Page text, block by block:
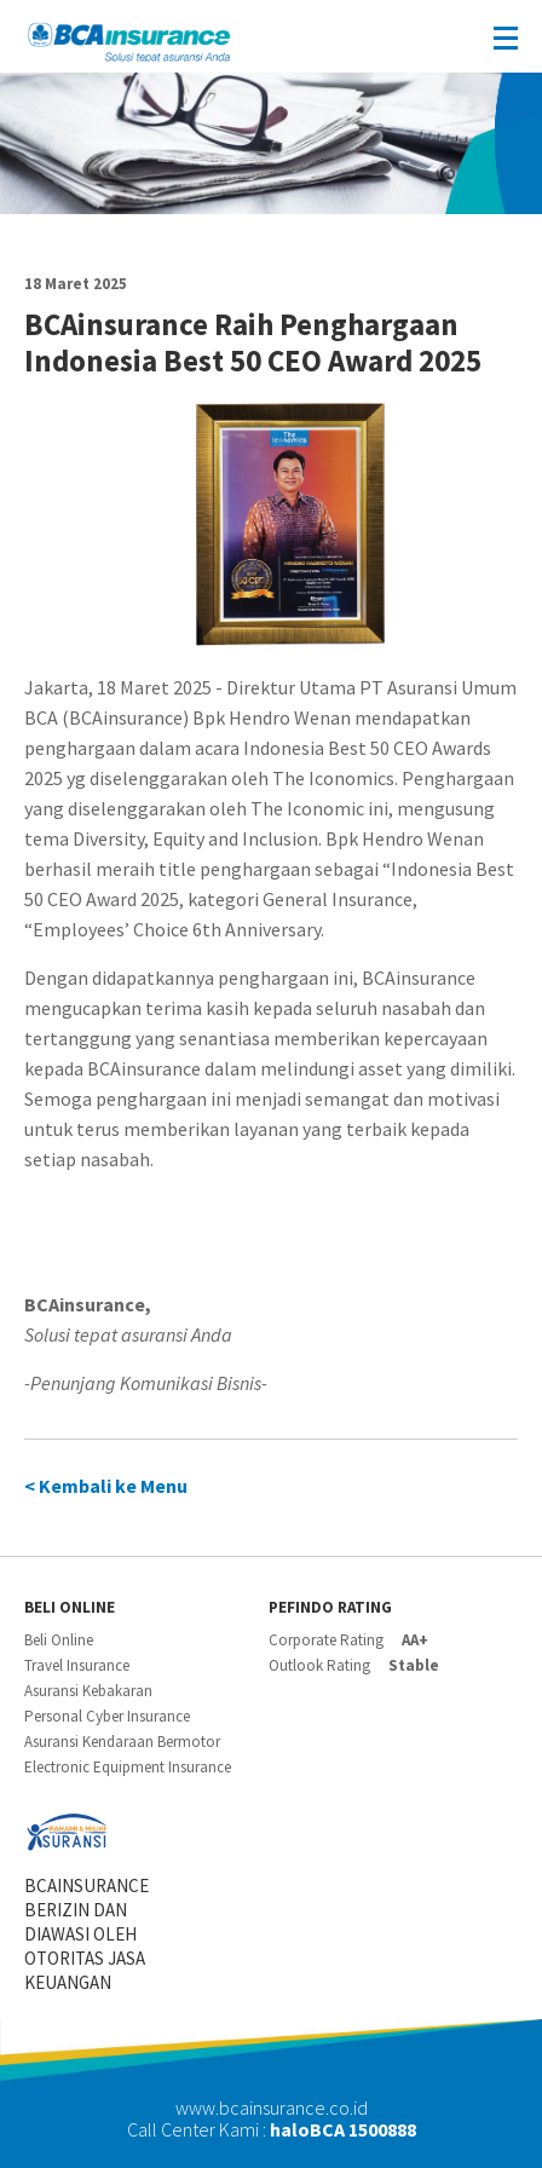
18 Maret 2025
BCAinsurance Raih Penghargaan
Indonesia Best 50 CEO Award 2025
Jakarta, 18 Maret 2025 - Direktur Utama PT Asuransi Umum
BCA (BCAinsurance) Bpk Hendro Wenan mendapatkan
penghargaan dalam acara Indonesia Best 50 CEO Awards
2025 yg diselenggarakan oleh The Iconomics. Penghargaan
yang diselenggarakan oleh The Iconomic ini, mengusung
tema Diversity, Equity and Inclusion. Bpk Hendro Wenan
berhasil meraih title penghargaan sebagai “Indonesia Best
50 CEO Award 2025, kategori General Insurance,
“Employees’ Choice 6th Anniversary.
Dengan didapatkannya penghargaan ini, BCAinsurance
mengucapkan terima kasih kepada seluruh nasabah dan
tertanggung yang senantiasa memberikan kepercayaan
kepada BCAinsurance dalam melindungi asset yang dimiliki.
Semoga penghargaan ini menjadi semangat dan motivasi
untuk terus memberikan layanan yang terbaik kepada
setiap nasabah.
BCAinsurance,
Solusi tepat asuransi Anda
-Penunjang Komunikasi Bisnis-
< Kembali ke Menu
BELI ONLINE
Beli Online
Travel Insurance
Asuransi Kebakaran
Personal Cyber Insurance
Asuransi Kendaraan Bermotor
Electronic Equipment Insurance
PEFINDO RATING
Corporate Rating AA+
Outlook Rating Stable
BCAINSURANCE
BERIZIN DAN
DIAWASI OLEH
OTORITAS JASA
KEUANGAN
www.bcainsurance.co.id
Call Center Kami : haloBCA 1500888